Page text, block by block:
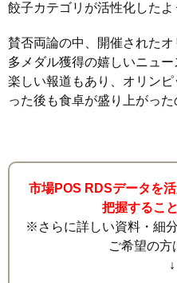
餃子カテゴリが活性化したよ
賛否両論の中、開催された
多メダル獲得の嬉しいニュ
楽しい報道もあり、オリン
った後も食卓が盛り上がった
市場POS RDSデータを
把握するこ
※さらに詳しい資料・細
ご希望の方